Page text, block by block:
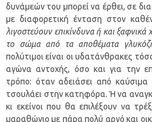
δυνάμεών του μπορεί να έρθει, σε
με διαφορετική ένταση στον
λιγοστεύουν επικίνδυνα ή και ξαφνικά
το σώμα από τα αποθέματα
πολύτιμοι είναι οι υδατάνθρακες
αγώνα αντοχής, όσο και για την
τρόπο: όταν αδειάσει από
τσουλάει στην κατηφόρα. Ή να
κι εκείνοι που θα επιλέξουν να
μαραθώνιο με πάρα πολύ αργό και